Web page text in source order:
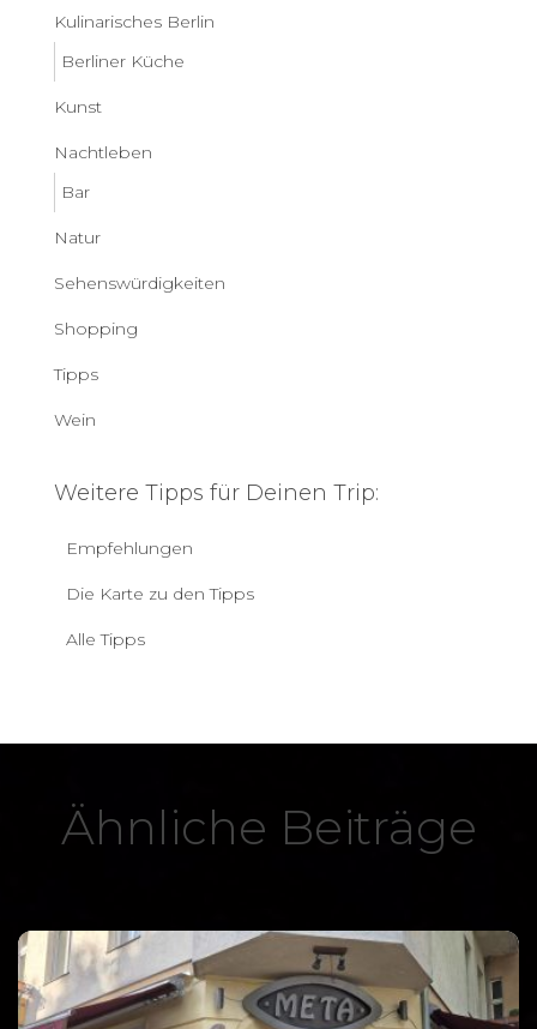
Kulinarisches Berlin
Berliner Küche
Kunst
Nachtleben
Bar
Natur
Sehenswürdigkeiten
Shopping
Tipps
Wein
Weitere Tipps für Deinen Trip:
Empfehlungen
Die Karte zu den Tipps
Alle Tipps
Ähnliche Beiträge